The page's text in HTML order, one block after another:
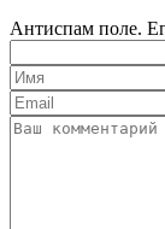
Антиспам поле.